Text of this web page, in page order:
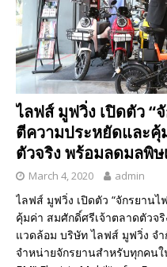
ไลฟส์ มูฟวิ่ง เปิดตัว “
ตีความประหยัดและคุ้
ตัวจริง พร้อมลดมลพิ
March 4, 2020 admin
ไลฟส์ มูฟวิ่ง เปิดตัว “จักรยาน
คุ้มค่า สมศักดิ์ศรีเจ้าตลาดตัวจ
แวดล้อม บริษัท ไลฟส์ มูฟวิ่ง จ
จำหน่ายจักรยานสำหรับทุกคน